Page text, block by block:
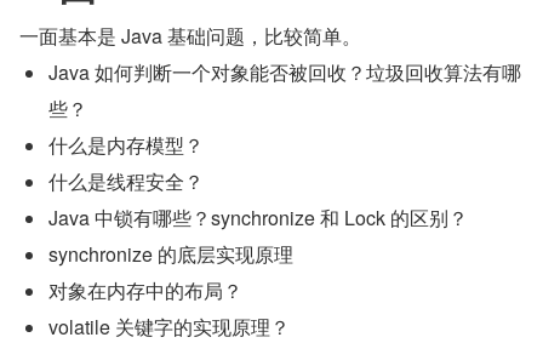
一面基本是 Java 基础问题，比较简单。
Java 如何判断一个对象能否被回收？垃圾回收算法有哪
些？
什么是内存模型？
什么是线程安全？
Java 中锁有哪些？synchronize 和 Lock 的区别？
synchronize 的底层实现原理
对象在内存中的布局？
volatile 关键字的实现原理？